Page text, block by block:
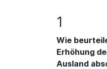
1
Wie
Erhöhung
Ausland